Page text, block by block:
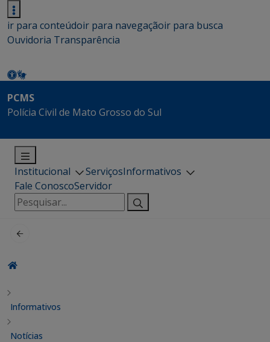
ir para conteúdoir para navegaçãoir para busca
Ouvidoria Transparência
PCMS
Polícia Civil de Mato Grosso do Sul
Institucional ServiçosInformativos
Fale ConoscoServidor
Pesquisar
por:
Informativos
Notícias